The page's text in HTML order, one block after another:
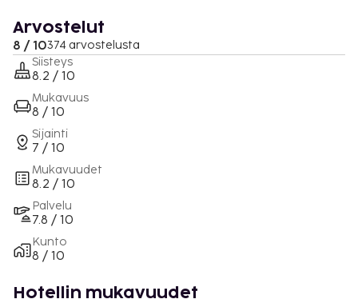
Arvostelut
8 / 10374 arvostelusta
Siisteys
8.2 / 10
Mukavuus
8 / 10
Sijainti
7 / 10
Mukavuudet
8.2 / 10
Palvelu
7.8 / 10
Kunto
8 / 10
Hotellin mukavuudet